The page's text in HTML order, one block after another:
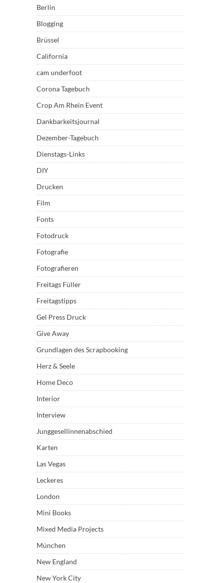
Berlin
Blogging
Brüssel
California
cam underfoot
Corona Tagebuch
Crop Am Rhein Event
Dankbarkeitsjournal
Dezember-Tagebuch
Dienstags-Links
DIY
Drucken
Film
Fonts
Fotodruck
Fotografie
Fotografieren
Freitags Füller
Freitagstipps
Gel Press Druck
Give Away
Grundlagen des Scrapbooking
Herz & Seele
Home Deco
Interior
Interview
Junggesellinnenabschied
Karten
Las Vegas
Leckeres
London
Mini Books
Mixed Media Projects
München
New England
New York City